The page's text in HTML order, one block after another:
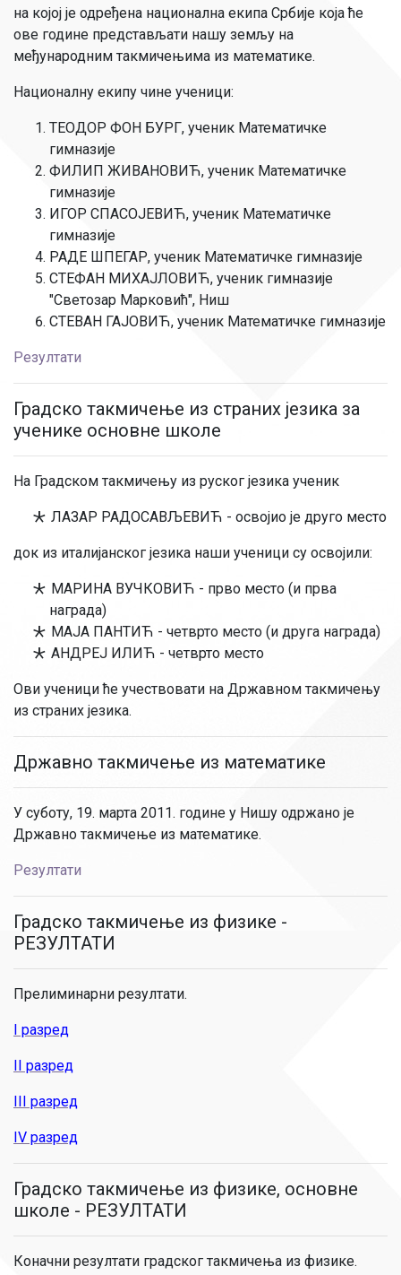
на којој је одређена национална екипа Србије која ће
ове године представљати нашу земљу на
међународним такмичењима из математике.
Националну екипу чине ученици:
ТЕОДОР ФОН БУРГ, ученик Математичке
гимназије
ФИЛИП ЖИВАНОВИЋ, ученик Математичке
гимназије
ИГОР СПАСОЈЕВИЋ, ученик Математичке
гимназије
РАДЕ ШПЕГАР, ученик Математичке гимназије
СТЕФАН МИХАЈЛОВИЋ, ученик гимназије
"Светозар Марковић", Ниш
СТЕВАН ГАЈОВИЋ, ученик Математичке гимназије
Резултати
Градско такмичење из страних језика за
ученике основне школе
На Градском такмичењу из руског језика ученик
ЛАЗАР РАДОСАВЉЕВИЋ - освојио је друго место
док из италијанског језика наши ученици су освојили:
МАРИНА ВУЧКОВИЋ - прво место (и прва
награда)
МАЈА ПАНТИЋ - четврто место (и друга награда)
АНДРЕЈ ИЛИЋ - четврто место
Ови ученици ће учествовати на Државном такмичењу
из страних језика.
Државно такмичење из математике
У суботу, 19. марта 2011. године у Нишу одржано је
Државно такмичење из математике.
Резултати
Градско такмичење из физике -
РЕЗУЛТАТИ
Прелиминарни резултати.
I разред
II разред
III разред
IV разред
Градско такмичење из физике, основне
школе - РЕЗУЛТАТИ
Коначни резултати градског такмичења из физике.